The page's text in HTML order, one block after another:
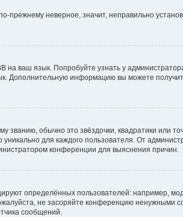
прежнему неверное, значит, неправильно
ваш язык. Попробуйте узнать у
Дополнительную информацию вы можете
обычно это звёздочки, квадратики или
для каждого пользователя. От
конференции для выяснения причин.
определённых пользователей: например,
не засоряйте конференцию ненужными
сообщений.